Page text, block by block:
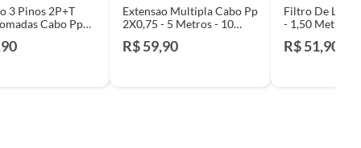
3 Pinos 2P+T
Cabo Pp
Extensao Multipla Cabo Pp
2X0,75 - 5 Metros - 10
R$ 59,90
Filtro De Linha
- 1,50 Metros
R$ 51,90